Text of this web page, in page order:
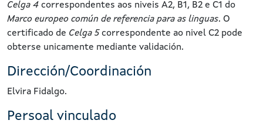
Celga 4 correspondentes aos niveis A2, B1, B2 e C1 do
Marco europeo común de referencia para as linguas. O
certificado de Celga 5correspondente ao nivel C2 pode
obterse unicamente mediante validación.
Dirección/Coordinación
Elvira Fidalgo.
Persoal vinculado